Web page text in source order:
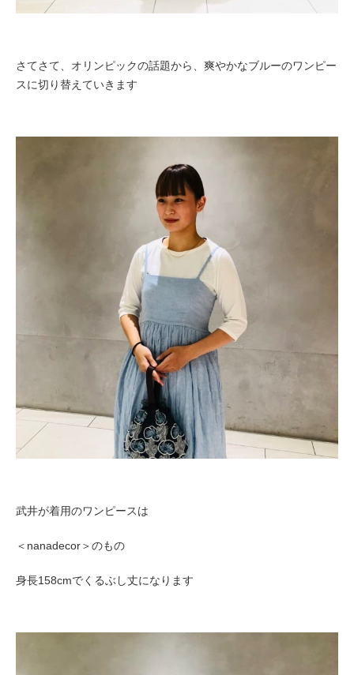
さてさて、オリンピックの話題から、爽やかなブルーのワンピー
スに切り替えていきます
武井が着用のワンピースは
＜nanadecor＞のもの
身長158cmでくるぶし丈になります